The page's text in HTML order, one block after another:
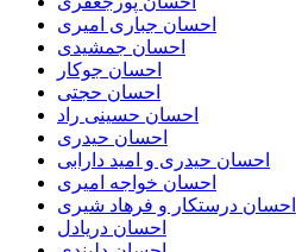
احسان جباری امیری
احسان جمشیدی
احسان جوکار
احسان حجتی
احسان حسینی راد
احسان حیدری
احسان حیدری و امید دارابی
احسان خواجه امیری
احسان درستكار و فرهاد شيرى
احسان دریادل